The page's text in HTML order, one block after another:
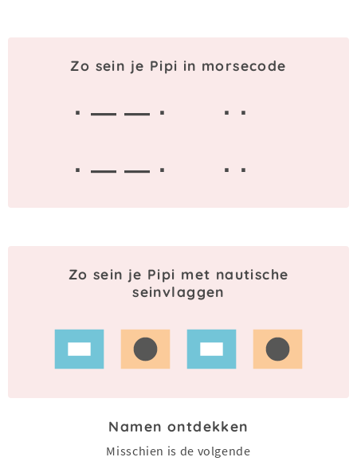
Zo sein je Pipi in morsecode
· — — ·
· ·
· — — ·
· ·
Zo sein je Pipi met nautische
seinvlaggen
Namen ontdekken
Misschien is de volgende